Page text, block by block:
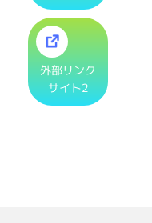
外部リンク
サイト2